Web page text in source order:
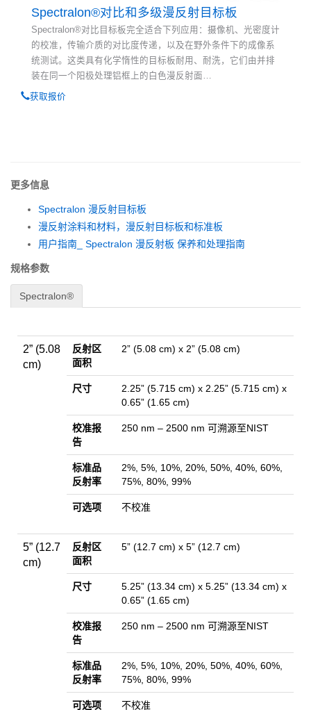
Spectralon®对比和多级漫反射目标板
Spectralon®对比目标板完全适合下列应用：摄像机、光密度计
的校准，传输介质的对比度传递，以及在野外条件下的成像系
统测试。这类具有化学惰性的目标板耐用、耐洗，它们由并排
装在同一个阳极处理铝框上的白色漫反射面…
获取报价
更多信息
Spectralon 漫反射目标板
漫反射涂料和材料，漫反射目标板和标准板
用户指南_ Spectralon 漫反射板 保养和处理指南
规格参数
Spectralon®
2” (5.08
cm)
反射区
面积
2” (5.08 cm) x 2” (5.08 cm)
尺寸
2.25” (5.715 cm) x 2.25” (5.715 cm) x
0.65” (1.65 cm)
校准报
告
250 nm – 2500 nm 可溯源至NIST
标准品
反射率
2%, 5%, 10%, 20%, 50%, 40%, 60%,
75%, 80%, 99%
可选项 不校准
5” (12.7
cm)
反射区
面积
5” (12.7 cm) x 5” (12.7 cm)
尺寸
5.25” (13.34 cm) x 5.25” (13.34 cm) x
0.65” (1.65 cm)
校准报
告
250 nm – 2500 nm 可溯源至NIST
标准品
反射率
2%, 5%, 10%, 20%, 50%, 40%, 60%,
75%, 80%, 99%
可选项 不校准